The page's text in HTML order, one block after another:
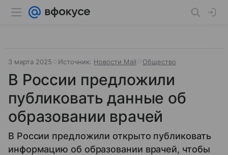
3 марта 2025 Источник: Новости Mail Общество
В России предложили
публиковать данные об
образовании врачей
В России предложили открыто публиковать
информацию об образовании врачей, чтобы